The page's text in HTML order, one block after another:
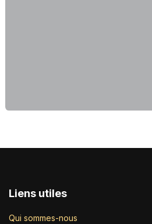
Liens utiles
Qui sommes-nous